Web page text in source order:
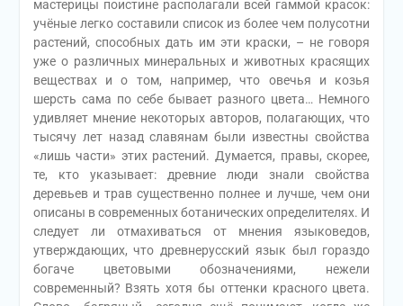
мастерицы поистине располагали всей гаммой красок:
учёные легко составили список из более чем полусотни
растений, способных дать им эти краски, – не говоря
уже о различных минеральных и животных красящих
веществах и о том, например, что овечья и козья
шерсть сама по себе бывает разного цвета… Немного
удивляет мнение некоторых авторов, полагающих, что
тысячу лет назад славянам были известны свойства
«лишь части» этих растений. Думается, правы, скорее,
те, кто указывает: древние люди знали свойства
деревьев и трав существенно полнее и лучше, чем они
описаны в современных ботанических определителях. И
следует ли отмахиваться от мнения языковедов,
утверждающих, что древнерусский язык был гораздо
богаче цветовыми обозначениями, нежели
современный? Взять хотя бы оттенки красного цвета.